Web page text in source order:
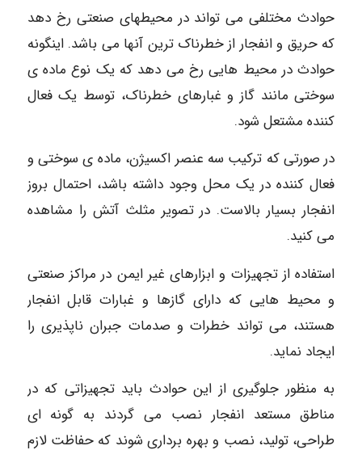
حوادث مختلفی می تواند در محیطهای صنعتی رخ دهد
که حریق و انفجار از خطرناک ترین آنها می باشد. اینگونه
حوادث در محیط هایی رخ می دهد که یک نوع ماده ی
سوختی مانند گاز و غبارهای خطرناک، توسط یک فعال
کننده مشتعل شود.
در صورتی که ترکیب سه عنصر اکسیژن، ماده ی سوختی و
فعال کننده در یک محل وجود داشته باشد، احتمال بروز
انفجار بسیار بالاست. در تصویر مثلث آتش را مشاهده
می کنید.
استفاده از تجهیزات و ابزارهای غیر ایمن در مراکز صنعتی
و محیط هایی که دارای گازها و غبارات قابل انفجار
هستند، می تواند خطرات و صدمات جبران ناپذیری را
ایجاد نماید.
به منظور جلوگیری از این حوادث باید تجهیزاتی که در
مناطق مستعد انفجار نصب می گردند به گونه ای
طراحی، تولید، نصب و بهره برداری شوند که حفاظت لازم